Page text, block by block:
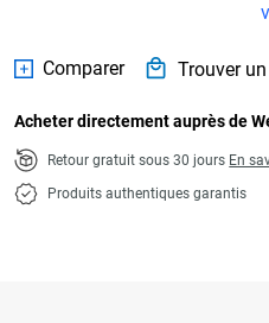
Comparer Trouver
Acheter directement auprès de
Retour gratuit sous 30 jours En
Produits authentiques garantis